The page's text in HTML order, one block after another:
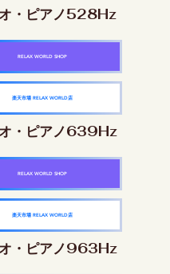
・ピアノ528Hz
RELAX WORLD SHOP
楽天市場 RELAX WORLD店
・ピアノ639Hz
RELAX WORLD SHOP
楽天市場 RELAX WORLD店
・ピアノ963Hz